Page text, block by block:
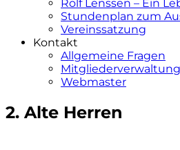
Rolf Lenssen – Ein
Stundenplan zum
Vereinssatzung
Kontakt
Allgemeine Fragen
Mitgliederverwaltung
Webmaster
2. Alte Herren